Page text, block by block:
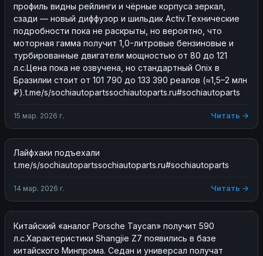
профиль видны рейлинги и чёрные корпуса зеркал,
сзади — новый диффузор и шильдик Activ.Технические
подробности пока не раскрыты, но вероятно, что
моторная гамма получит 1,0-литровые бензиновые и
турбированные двигатели мощностью от 80 до 121
л.с.Цена пока не озвучена, но стандартный Onix в
Бразилии стоит от 101 790 до 133 390 реалов (≈1,5–2 млн
₽).t.me/s/sochiautopartssochiautoparts.ru#sochiautoparts
15 мар. 2026 г. Читать →
Лайфхаки подъехали
t.me/s/sochiautopartssochiautoparts.ru#sochiautoparts
14 мар. 2026 г. Читать →
Китайский «аналог Porsche Taycan» получит 590
л.с.Характеристики Shangjie Z7 появились в базе
китайского Минпрома. Седан и универсал получат